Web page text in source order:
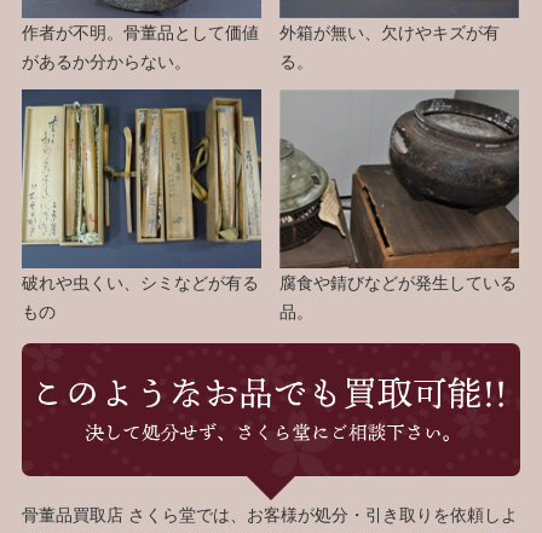
作者が不明。骨董品として価値
があるか分からない。
外箱が無い、欠けやキズが有
る。
破れや虫くい、シミなどが有る
もの
腐食や錆びなどが発生している
品。
骨董品買取店 さくら堂では、お客様が処分・引き取りを依頼しよ